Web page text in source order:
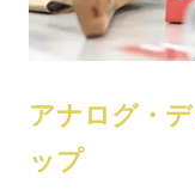
アナログ・
ップ